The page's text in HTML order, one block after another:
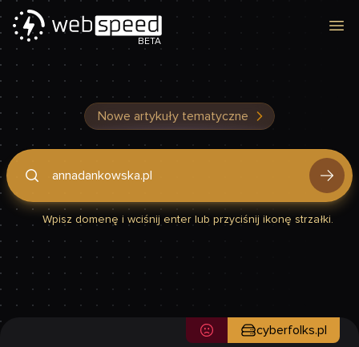
BETA
Nowe artykuły tematyczne
Podaj domenę, by sprawdzić, czy Twoja strona jest szybka
Wpisz domenę i wciśnij enter lub przyciśnij ikonę strzałki.
cyberfolks.pl